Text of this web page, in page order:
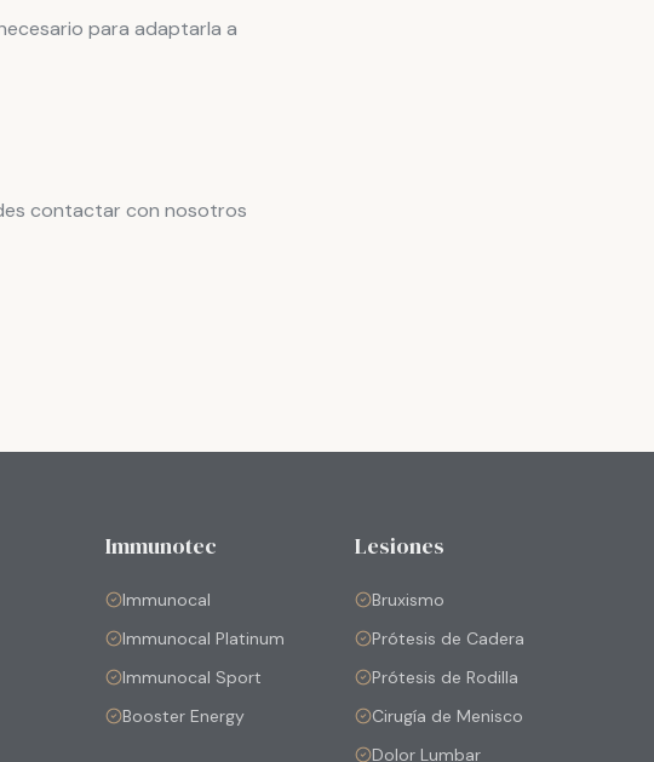
para adaptarla a
contactar con nosotros
Immunotec
Immunocal
Immunocal Platinum
Immunocal Sport
Booster Energy
Lesiones
Bruxismo
Prótesis de Cadera
Prótesis de Rodilla
Cirugía de Menisco
Dolor Lumbar